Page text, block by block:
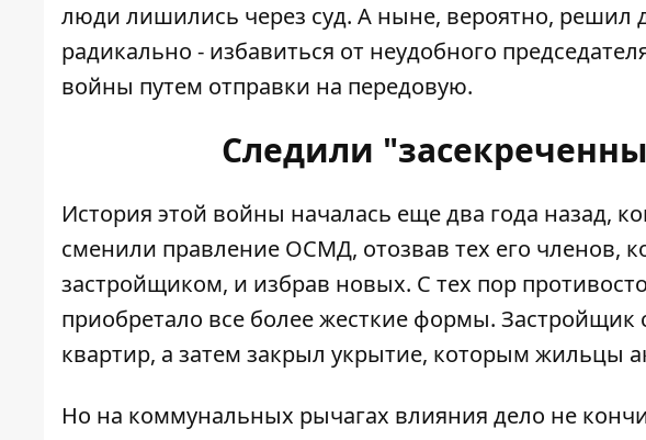
люди лишились через суд. А ныне, вероятно, решил
радикально - избавиться от неудобного
войны путем отправки на передовую.
Следили
История этой войны началась еще два года назад,
сменили правление ОСМД, отозвав тех его членов,
застройщиком, и избрав новых. С тех пор
приобретало все более жесткие формы.
квартир, а затем закрыл укрытие, которым жильцы
Но на коммунальных рычагах влияния дело не